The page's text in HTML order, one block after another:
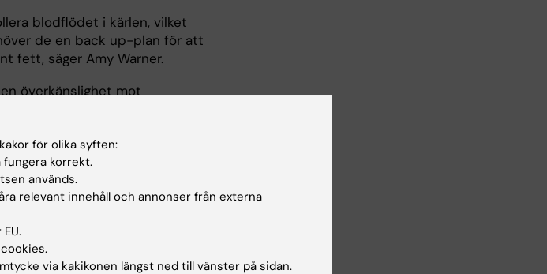
blodflödet i kärlen, vilket
de en back up-plan för att
fett, säger Amy Warner.
överkänslighet mot
leda till behandlingar
även om människor har
med kläder och
Forskningen har
Cancerfonden,
Institutet fonder samt Lillian
för olika syften:
korrekt.
används.
relevant innehåll och annonser från externa
via kakikonen längst ned till vänster på sidan.